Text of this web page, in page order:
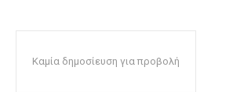
Καμία δημοσίευση για προβολή